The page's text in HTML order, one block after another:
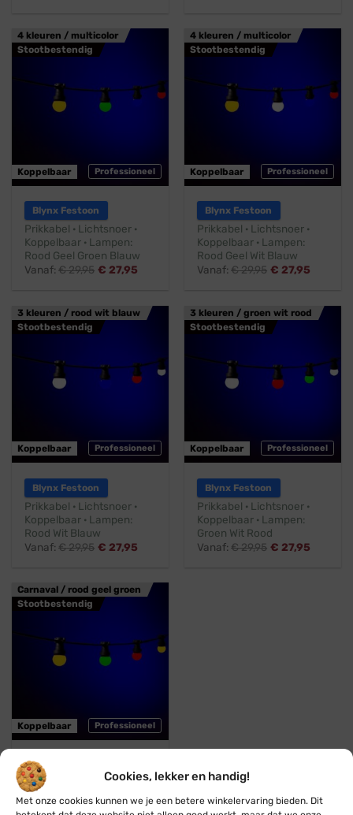
Cookies, lekker en handig!
Met onze cookies kunnen we je een betere winkelervaring bieden. Dit
4 kleuren / multicolor
Stootbestendig
Professioneel
Koppelbaar
Blynx Festoon
Prikkabel · Lichtsnoer ·
Koppelbaar · Lampen:
Rood Geel Groen Blauw
Vanaf:€29,95 € 27,95
4 kleuren / multicolor
Stootbestendig
Professioneel
Koppelbaar
Blynx Festoon
Prikkabel · Lichtsnoer ·
Koppelbaar · Lampen:
Rood Geel Wit Blauw
Vanaf:€29,95 € 27,95
3 kleuren / rood wit blauw
Stootbestendig
Professioneel
Koppelbaar
Blynx Festoon
Prikkabel · Lichtsnoer ·
Koppelbaar · Lampen:
Rood Wit Blauw
Vanaf:€29,95 € 27,95
3 kleuren / groen wit rood
Stootbestendig
Professioneel
Koppelbaar
Blynx Festoon
Prikkabel · Lichtsnoer ·
Koppelbaar · Lampen:
Groen Wit Rood
Vanaf:€29,95 € 27,95
Carnaval / rood geel groen
Stootbestendig
Professioneel
Koppelbaar
Blynx Festoon
Prikkabel · Lichtsnoer ·
Koppelbaar · Lampen:
Rood Geel Groen